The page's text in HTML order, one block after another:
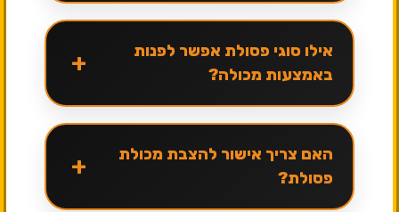
אילו סוגי פסולת אפשר לפנות
באמצעות מכולה?
+
האם צריך אישור להצבת מכולת
פסולת?
+